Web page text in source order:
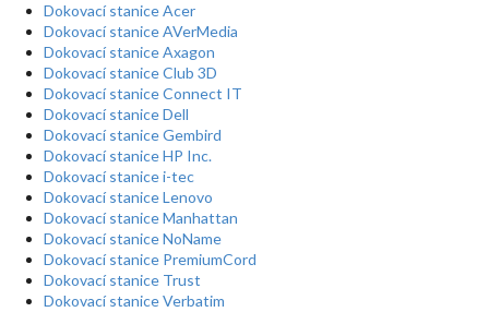
Dokovací stanice Acer
Dokovací stanice AVerMedia
Dokovací stanice Axagon
Dokovací stanice Club 3D
Dokovací stanice Connect IT
Dokovací stanice Dell
Dokovací stanice Gembird
Dokovací stanice HP Inc.
Dokovací stanice i-tec
Dokovací stanice Lenovo
Dokovací stanice Manhattan
Dokovací stanice NoName
Dokovací stanice PremiumCord
Dokovací stanice Trust
Dokovací stanice Verbatim